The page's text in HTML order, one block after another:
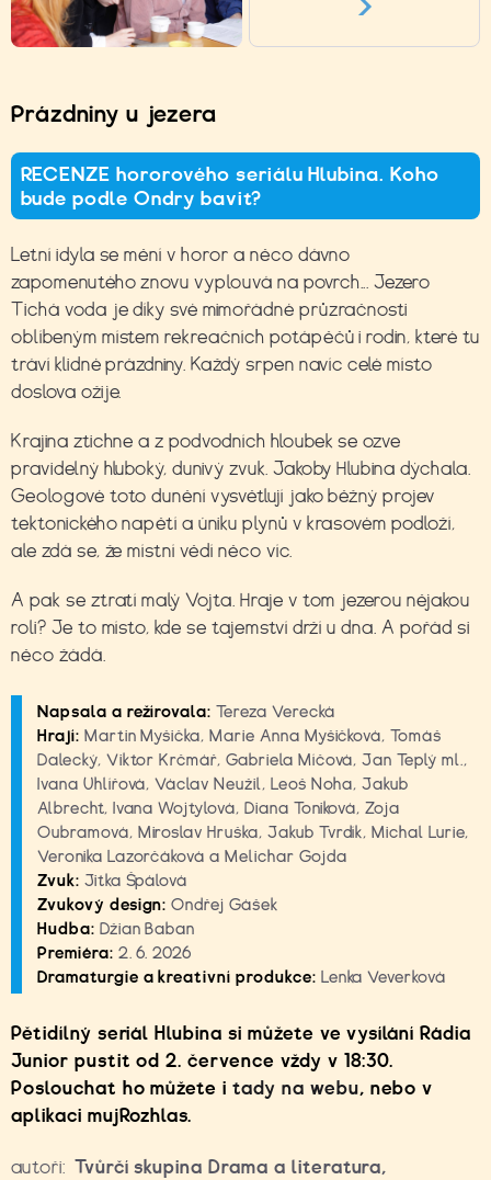
Prázdniny u jezera
RECENZE hororového seriálu Hlubina. Koho
bude podle Ondry bavit?
Letní idyla se mění v horor a něco dávno
zapomenutého znovu vyplouvá na povrch... Jezero
Tichá voda je díky své mimořádné průzračnosti
oblíbeným místem rekreačních potápěčů i rodin, které tu
tráví klidné prázdniny. Každý srpen navíc celé místo
doslova ožije.
Krajina ztichne a z podvodních hloubek se ozve
pravidelný hluboký, dunivý zvuk. Jakoby Hlubina dýchala.
Geologové toto dunění vysvětlují jako běžný projev
tektonického napětí a úniku plynů v krasovém podloží,
ale zdá se, že místní vědí něco víc.
A pak se ztratí malý Vojta. Hraje v tom jezerou nějakou
roli? Je to místo, kde se tajemství drží u dna. A pořád si
něco žádá.
Napsala a režírovala: Tereza Verecká
Hrají: Martin Myšička, Marie Anna Myšičková, Tomáš
Dalecký, Viktor Krčmář, Gabriela Míčová, Jan Teplý ml.,
Ivana Uhlířová, Václav Neužil, Leoš Noha, Jakub
Albrecht, Ivana Wojtylová, Diana Toniková, Zoja
Oubramová, Miroslav Hruška, Jakub Tvrdík, Michal Lurie,
Veronika Lazorčáková a Melichar Gojda
Zvuk: Jitka Špálová
Zvukový design: Ondřej Gášek
Hudba: Džian Baban
Premiéra: 2. 6. 2026
Dramaturgie a kreativní produkce: Lenka Veverková
Pětidílný seriál Hlubina si můžete ve vysílání Rádia
Junior pustit od 2. července vždy v 18:30.
Poslouchat ho můžete itady na webu, nebo v
aplikaci mujRozhlas.
autoři: Tvůrčí skupina Drama a literatura,